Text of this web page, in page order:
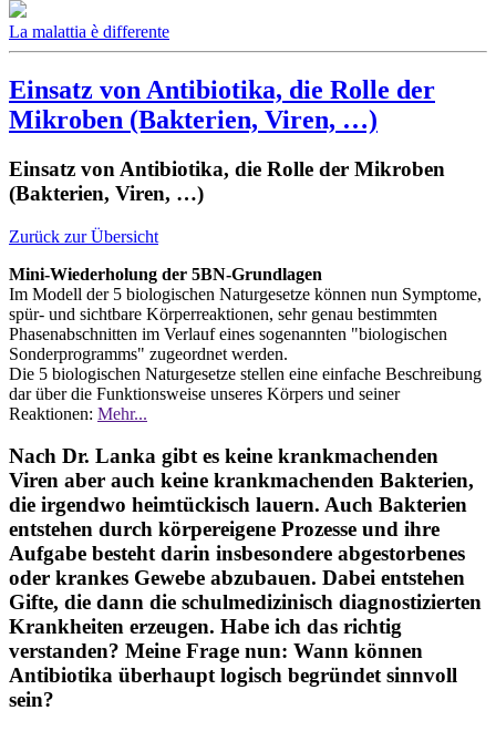
La malattia è differente
Einsatz von Antibiotika, die Rolle der
Mikroben (Bakterien, Viren, …)
Einsatz von Antibiotika, die Rolle der Mikroben
(Bakterien, Viren, …)
Zurück zur Übersicht
Mini-Wiederholung der 5BN-Grundlagen
Im Modell der 5 biologischen Naturgesetze können nun Symptome,
spür- und sichtbare Körperreaktionen, sehr genau bestimmten
Phasenabschnitten im Verlauf eines sogenannten "biologischen
Sonderprogramms" zugeordnet werden.
Die 5 biologischen Naturgesetze stellen eine einfache Beschreibung
dar über die Funktionsweise unseres Körpers und seiner
Reaktionen: Mehr...
Nach Dr. Lanka gibt es keine krankmachenden
Viren aber auch keine krankmachenden Bakterien,
die irgendwo heimtückisch lauern. Auch Bakterien
entstehen durch körpereigene Prozesse und ihre
Aufgabe besteht darin insbesondere abgestorbenes
oder krankes Gewebe abzubauen. Dabei entstehen
Gifte, die dann die schulmedizinisch diagnostizierten
Krankheiten erzeugen. Habe ich das richtig
verstanden? Meine Frage nun: Wann können
Antibiotika überhaupt logisch begründet sinnvoll
sein?